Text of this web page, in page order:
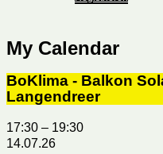
My Calendar
BoKlima - Balkon
Langendreer
17:30 – 19:30
14.07.26